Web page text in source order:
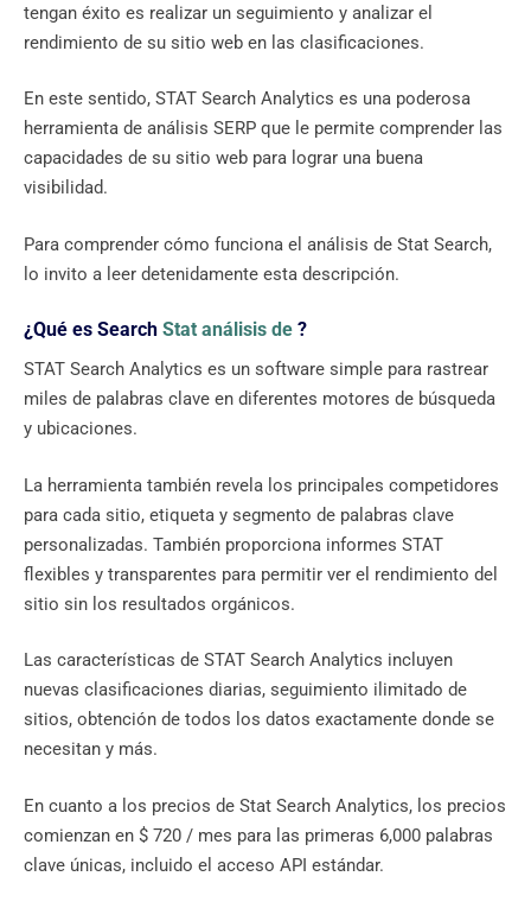
tengan éxito es realizar un seguimiento y analizar el
rendimiento de su sitio web en las clasificaciones.
En este sentido, STAT Search Analytics es una poderosa
herramienta de análisis SERP que le permite comprender las
capacidades de su sitio web para lograr una buena
visibilidad.
Para comprender cómo funciona el análisis de Stat Search,
lo invito a leer detenidamente esta descripción.
¿Qué es Search Stat análisis de ?
STAT Search Analytics es un software simple para rastrear
miles de palabras clave en diferentes motores de búsqueda
y ubicaciones.
La herramienta también revela los principales competidores
para cada sitio, etiqueta y segmento de palabras clave
personalizadas. También proporciona informes STAT
flexibles y transparentes para permitir ver el rendimiento del
sitio sin los resultados orgánicos.
Las características de STAT Search Analytics incluyen
nuevas clasificaciones diarias, seguimiento ilimitado de
sitios, obtención de todos los datos exactamente donde se
necesitan y más.
En cuanto a los precios de Stat Search Analytics, los precios
comienzan en $ 720 / mes para las primeras 6,000 palabras
clave únicas, incluido el acceso API estándar.